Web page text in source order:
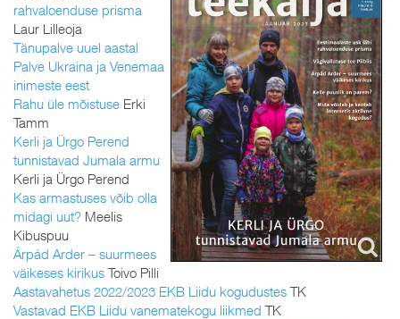
rahvaloenduse prisma
Laur Lilleoja
Tänupalve uuel aastal
Palve Ukraina ja Venemaa
inimeste eest
Rahu üle mõistuse Erki
Tamm
Kerli ja Ürgo Perend
tunnistavad Jumala armu
Kerli ja Ürgo Perend
Kas armastuses võib olla
midagi uut? Meelis
Kibuspuu
Árpád Arder – suurmees
väikeses kirikus Toivo Pilli
Aastavahetus 2022/2023 EKB Liidu kogudustes TK
Vastavad EKB Liidu vanematekogu liikmed TK